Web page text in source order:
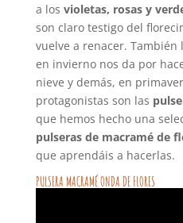
a los violetas, rosas y
son claro testigo del
vuelve a renacer. También
en invierno nos da por
nieve y demás, en
protagonistas son las
que hemos hecho una
pulseras de macramé de
que aprendáis a hacerlas.
PULSERA MACRAMÉ ONDA DE FLORES